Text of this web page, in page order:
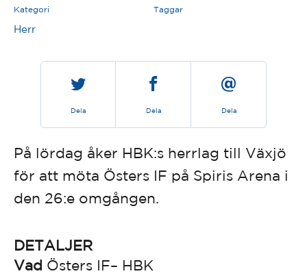
Kategori
Herr
Taggar
Dela Dela Dela
På lördag åker HBK:s herrlag till Växjö
för att möta Östers IF på Spiris Arena i
den 26:e omgången.
DETALJER
Vad Östers IF– HBK